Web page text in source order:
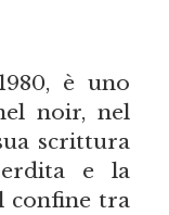
è uno
noir, nel
scrittura
e la
confine tra